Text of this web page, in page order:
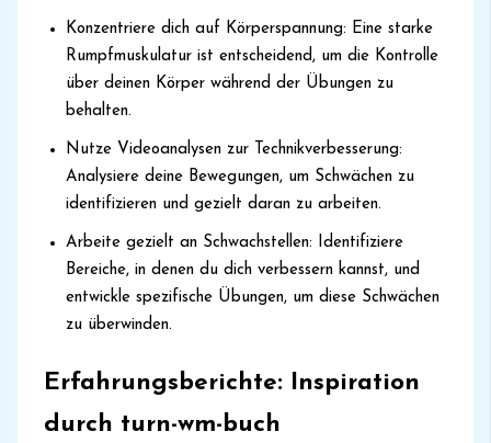
Konzentriere dich auf Körperspannung: Eine starke
Rumpfmuskulatur ist entscheidend, um die Kontrolle
über deinen Körper während der Übungen zu
behalten.
Nutze Videoanalysen zur Technikverbesserung:
Analysiere deine Bewegungen, um Schwächen zu
identifizieren und gezielt daran zu arbeiten.
Arbeite gezielt an Schwachstellen: Identifiziere
Bereiche, in denen du dich verbessern kannst, und
entwickle spezifische Übungen, um diese Schwächen
zu überwinden.
Erfahrungsberichte: Inspiration
durch turn-wm-buch